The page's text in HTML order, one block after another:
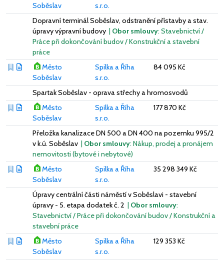
Soběslav
s.r.o.
Dopravní terminál Soběslav, odstranění přístavby a stav.
úpravy výpravní budovy | Obor smlouvy: Stavebnictví /
Práce při dokončování budov / Konstrukční a stavební
práce
Město
Soběslav
Spilka a Říha
s.r.o.
84 095 Kč
Spartak Soběslav - oprava střechy a hromosvodů
Město
Soběslav
Spilka a Říha
s.r.o.
177 870 Kč
Přeložka kanalizace DN 500 a DN 400 na pozemku 995/2
v k.ú. Soběslav | Obor smlouvy: Nákup, prodej a pronájem
nemovitosti (bytové i nebytové)
Město
Soběslav
Spilka a Říha
s.r.o.
35 298 349 Kč
Úpravy centrální části náměstí v Soběslavi - stavební
úpravy - 5. etapa dodatek č. 2 | Obor smlouvy:
Stavebnictví / Práce při dokončování budov / Konstrukční a
stavební práce
Město
Soběslav
Spilka a Říha
s.r.o.
129 353 Kč